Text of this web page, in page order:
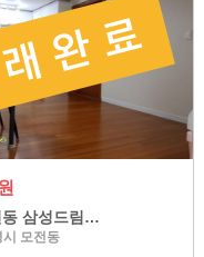
동 삼성드림…
시 모전동